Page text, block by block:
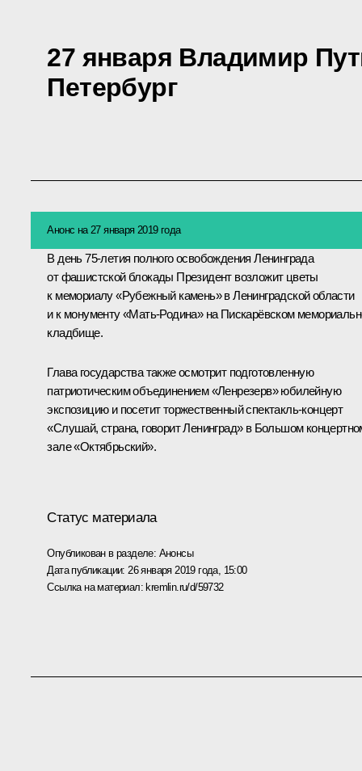
27 января Владимир
Петербург
Анонс на 27 января 2019 года
В день 75-летия полного освобождения Ленинграда
от фашистской блокады Президент возложит цветы
к мемориалу «Рубежный камень» в Ленинградской области
и к монументу «Мать-Родина» на Пискарёвском
кладбище.
Глава государства также осмотрит подготовленную
патриотическим объединением «Ленрезерв» юбилейную
экспозицию и посетит торжественный спектакль-концерт
«Слушай, страна, говорит Ленинград» в Большом
зале «Октябрьский».
Статус материала
Опубликован в разделе: Анонсы
Дата публикации: 26 января 2019 года, 15:00
Ссылка на материал:kremlin.ru/d/59732